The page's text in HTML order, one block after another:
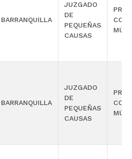
BARRANQUILLA
JUZGADO
DE
PEQUEÑAS
CAUSAS
BARRANQUILLA
JUZGADO
DE
PEQUEÑAS
CAUSAS